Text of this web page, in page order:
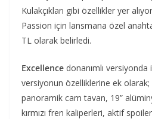
Kulakçıkları gibi özellikler yer
Passion için lansmana özel
TL olarak belirledi.
Excellence donanımlı versiyonda
versiyonun özelliklerine ek olarak;
panoramik cam tavan, 19”
kırmızı fren kaliperleri, aktif